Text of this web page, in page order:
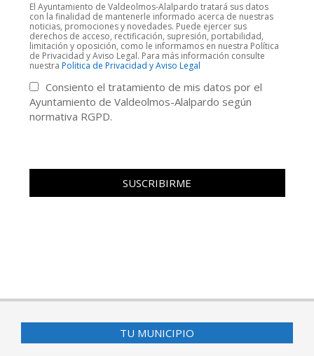
El Ayuntamiento de Valdeolmos-Alalpardo tratará sus datos
con la finalidad de mantenerle informado acerca de nuestras
noticias, promociones y novedades. Puede ejercer sus
derechos de acceso, rectificación, supresión, portabilidad,
limitación y oposición, como le informamos en nuestra Política
de Privacidad y Aviso Legal. Para más información consulte
nuestra Politica de Privacidad y Aviso Legal
Consiento el tratamiento de mis datos por el
Ayuntamiento de Valdeolmos-Alalpardo según
normativa RGPD.
TU MUNICIPIO